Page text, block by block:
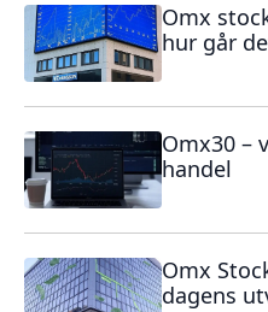
Omx
hur går
Omx30 –
handel
Omx
dagens